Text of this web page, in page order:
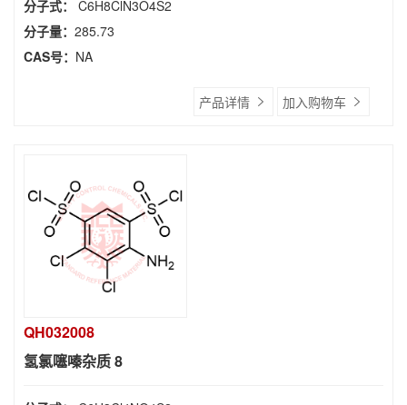
分子式： C6H8ClN3O4S2
分子量： 285.73
CAS号： NA
产品详情 加入购物车
QH032008
氢氯噻嗪杂质 8